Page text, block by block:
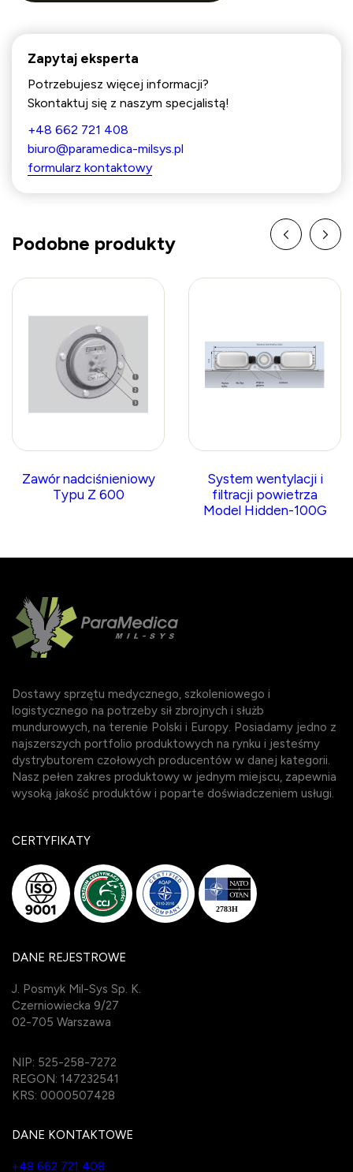
Zapytaj eksperta
Potrzebujesz więcej informacji?
Skontaktuj się z naszym specjalistą!
+48 662 721 408
biuro@paramedica-milsys.pl
formularz kontaktowy
Podobne produkty
Zawór nadciśnieniowy
Typu Z 600
System wentylacji i
filtracji powietrza
Model Hidden-100G
Dostawy sprzętu medycznego, szkoleniowego i
logistycznego na potrzeby sił zbrojnych i służb
mundurowych, na terenie Polski i Europy. Posiadamy jedno z
najszerszych portfolio produktowych na rynku i jesteśmy
dystrybutorem czołowych producentów w danej kategorii.
Nasz pełen zakres produktowy w jednym miejscu, zapewnia
wysoką jakość produktów i poparte doświadczeniem usługi.
CERTYFIKATY
DANE REJESTROWE
J. Posmyk Mil-Sys Sp. K.
Czerniowiecka 9/27
02-705 Warszawa
NIP: 525-258-7272
REGON: 147232541
KRS: 0000507428
DANE KONTAKTOWE
+48 662 721 408